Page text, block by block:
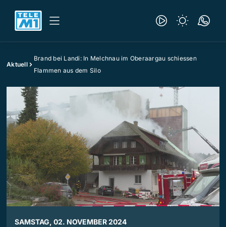
Aktuell
Brand bei Landi: In Melchnau im Oberaargau schiessen
Flammen aus dem Silo
SAMSTAG, 02. NOVEMBER 2024